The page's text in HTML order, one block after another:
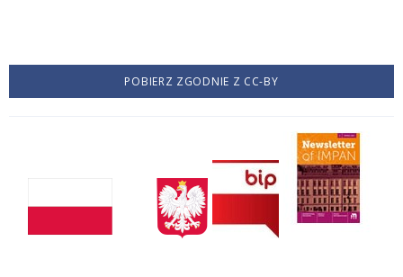
POBIERZ ZGODNIE Z CC-BY